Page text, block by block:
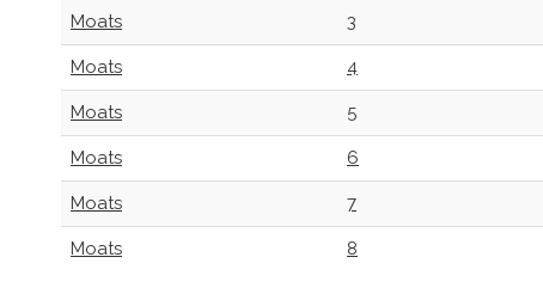
Moats 3
Moats 4
Moats 5
Moats 6
Moats 7
Moats 8